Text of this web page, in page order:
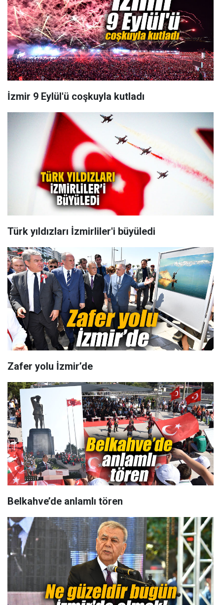
İzmir 9 Eylül'ü coşkuyla kutladı
Türk yıldızları İzmirliler'i büyüledi
Zafer yolu İzmir’de
Belkahve’de anlamlı tören